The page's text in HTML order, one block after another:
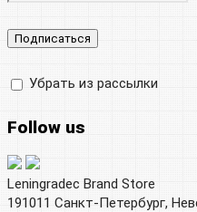
Убрать из рассылки
Follow us
Leningradec Brand Store
191011 Санкт-Петербург,